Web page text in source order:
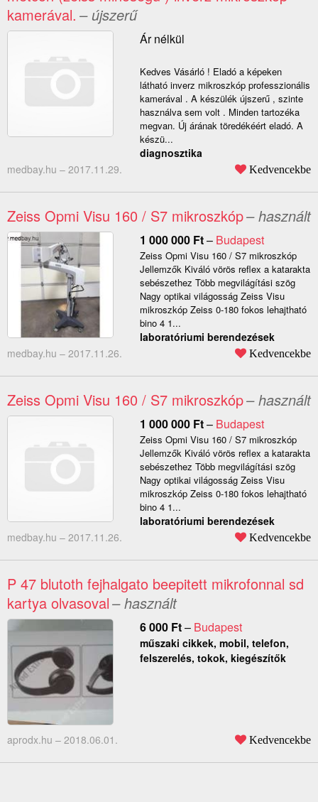
kamerával. – újszerű
Ár nélkül
Kedves Vásárló ! Eladó a képeken
látható inverz mikroszkóp professzionális
kamerával . A készülék újszerű , szinte
használva sem volt . Minden tartozéka
megvan. Új árának töredékéért eladó. A
készü...
diagnosztika
medbay.hu – 2017.11.29. Kedvencekbe
Zeiss Opmi Visu 160 / S7 mikroszkóp– használt
1 000 000 Ft– Budapest
Zeiss Opmi Visu 160 / S7 mikroszkóp
Jellemzők Kiváló vörös reflex a katarakta
sebészethez Több megvilágítási szög
Nagy optikai világosság Zeiss Visu
mikroszkóp Zeiss 0-180 fokos lehajtható
bino 4 1...
laboratóriumi berendezések
medbay.hu – 2017.11.26. Kedvencekbe
Zeiss Opmi Visu 160 / S7 mikroszkóp– használt
1 000 000 Ft– Budapest
Zeiss Opmi Visu 160 / S7 mikroszkóp
Jellemzők Kiváló vörös reflex a katarakta
sebészethez Több megvilágítási szög
Nagy optikai világosság Zeiss Visu
mikroszkóp Zeiss 0-180 fokos lehajtható
bino 4 1...
laboratóriumi berendezések
medbay.hu – 2017.11.26. Kedvencekbe
P 47 blutoth fejhalgato beepitett mikrofonnal sd
kartya olvasoval– használt
6 000 Ft– Budapest
műszaki cikkek, mobil, telefon,
felszerelés, tokok, kiegészítők
aprodx.hu – 2018.06.01. Kedvencekbe